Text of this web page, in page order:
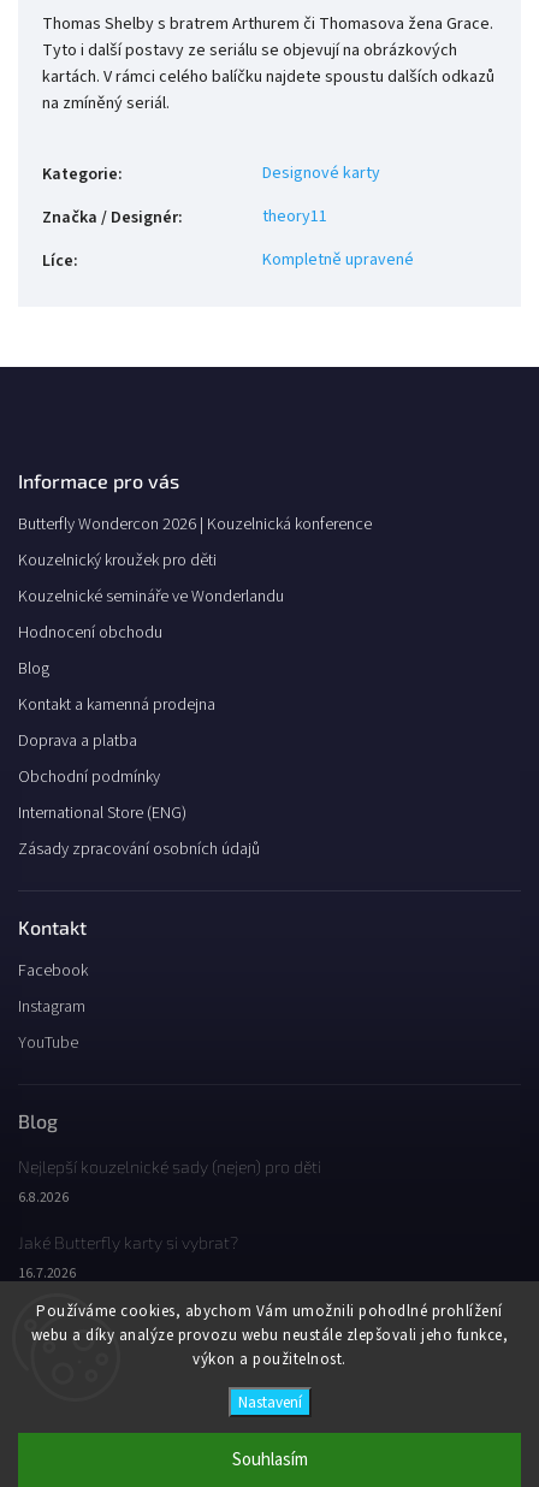
Používáme cookies, abychom Vám umožnili pohodlné prohlížení
webu a díky analýze provozu webu neustále zlepšovali jeho funkce,
výkon a použitelnost.
Nastavení
Souhlasím
Thomas Shelby s bratrem Arthurem či Thomasova žena Grace.
Tyto i další postavy ze seriálu se objevují na obrázkových
kartách. V rámci celého balíčku najdete spoustu dalších odkazů
na zmíněný seriál.
Kategorie:
Designové karty
Značka / Designér:
theory11
Líce: Kompletně upravené
Informace pro vás
Butterfly Wondercon 2026 | Kouzelnická konference
Kouzelnický kroužek pro děti
Kouzelnické semináře ve Wonderlandu
Hodnocení obchodu
Blog
Kontakt a kamenná prodejna
Doprava a platba
Obchodní podmínky
International Store (ENG)
Zásady zpracování osobních údajů
Kontakt
Facebook
Instagram
YouTube
Blog
Nejlepší kouzelnické sady (nejen) pro děti
6.8.2026
Jaké Butterfly karty si vybrat?
16.7.2026
Jaký byl Butterfly Wondercon 2025?
Copyright 2026Butterfly Wonderland. Všechna práva vyhrazena.
Shoptet | DesignShoptak.cz